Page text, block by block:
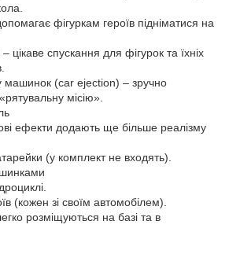
фігуркам героїв підніматися на
спускання для фігурок та їхніх
(car ejection) – зручно
місію».
ефекти додають ще більше реалізму
(у комплект не входять).
(кожен зі своїм автомобілем).
розміщуються на базі та в